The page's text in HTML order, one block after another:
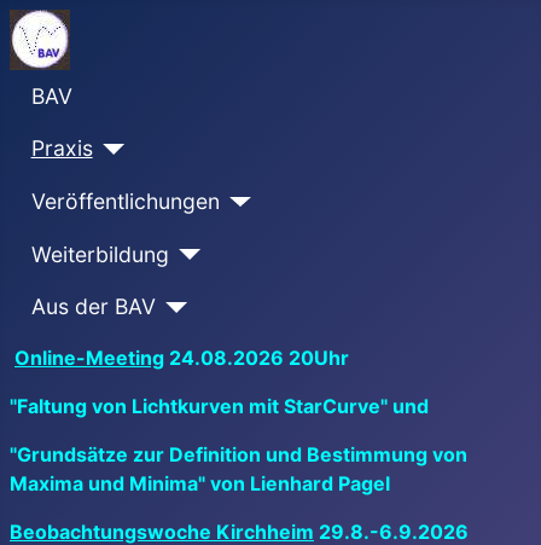
BAV
Praxis
Veröffentlichungen
Weiterbildung
Aus der BAV
Online-Meeting 24.08.2026 20Uhr
"Faltung von Lichtkurven mit StarCurve" und
"Grundsätze zur Definition und Bestimmung von
Maxima und Minima" von Lienhard Pagel
Beobachtungswoche Kirchheim 29.8.-6.9.2026